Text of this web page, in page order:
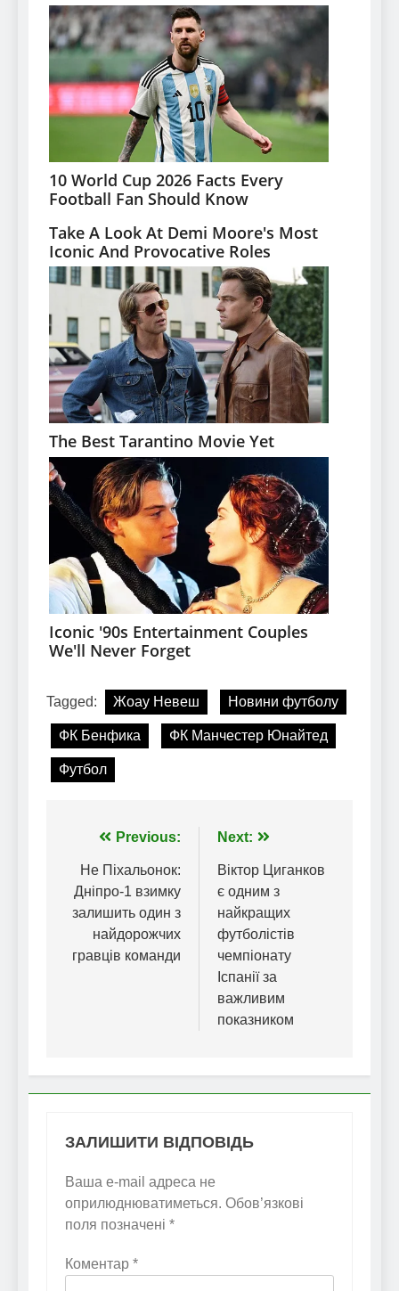
Tagged: Жоау Невеш Новини футболу
ФК Бенфика ФК Манчестер Юнайтед
Футбол
Навігація
записів
Previous:
Не Піхальонок:
Дніпро-1 взимку
залишить один з
найдорожчих
гравців команди
Next:
Віктор Циганков
є одним з
найкращих
футболістів
чемпіонату
Іспанії за
важливим
показником
ЗАЛИШИТИ ВІДПОВІДЬ
Ваша e-mail адреса не
оприлюднюватиметься. Обов’язкові
поля позначені *
Коментар *